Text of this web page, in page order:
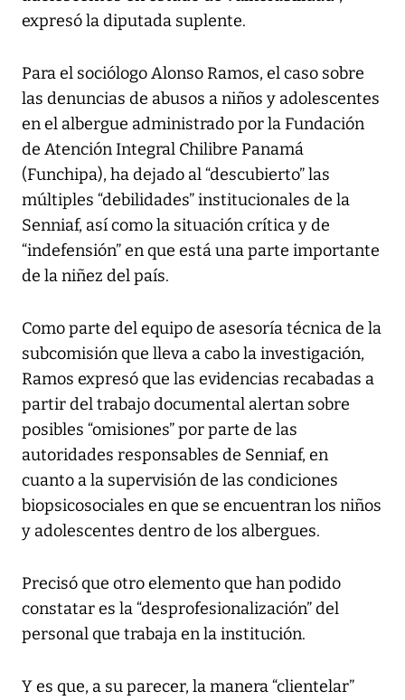
expresó la diputada suplente.
Para el sociólogo Alonso Ramos, el caso sobre
las denuncias de abusos a niños y adolescentes
en el albergue administrado por la Fundación
de Atención Integral Chilibre Panamá
(Funchipa), ha dejado al “descubierto” las
múltiples “debilidades” institucionales de la
Senniaf, así como la situación crítica y de
“indefensión” en que está una parte importante
de la niñez del país.
Como parte del equipo de asesoría técnica de la
subcomisión que lleva a cabo la investigación,
Ramos expresó que las evidencias recabadas a
partir del trabajo documental alertan sobre
posibles “omisiones” por parte de las
autoridades responsables de Senniaf, en
cuanto a la supervisión de las condiciones
biopsicosociales en que se encuentran los niños
y adolescentes dentro de los albergues.
Precisó que otro elemento que han podido
constatar es la “desprofesionalización” del
personal que trabaja en la institución.
Y es que, a su parecer, la manera “clientelar”